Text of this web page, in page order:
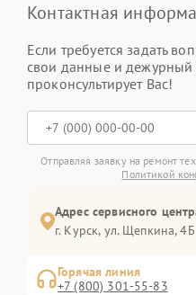
Контактная
Если требуется задать
свои данные и дежурный
проконсультирует Вас!
Отправляя заявку на ремонт
Политикой
Адрес сервисного
г. Курск, ул. Щепкина, 4Б
Горячая линия
+7 (800) 301-55-83